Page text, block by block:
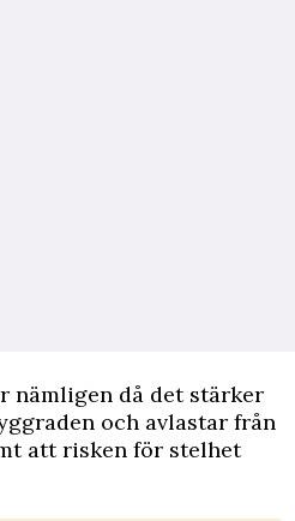
nämligen då det stärker
och avlastar från
att risken för stelhet